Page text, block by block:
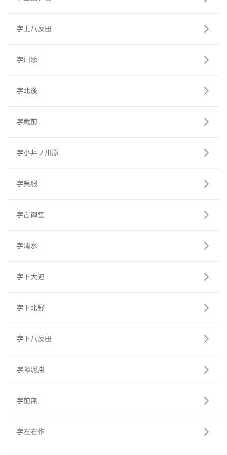
字上八反田
字川添
字北後
字蔵前
字小井ノ川原
字呉服
字古御堂
字清水
字下大迫
字下北野
字下八反田
字障泥掛
字前無
字左右作